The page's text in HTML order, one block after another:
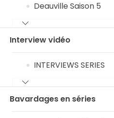
Deauville Saison 5
Interview vidéo
INTERVIEWS SERIES
Bavardages en séries